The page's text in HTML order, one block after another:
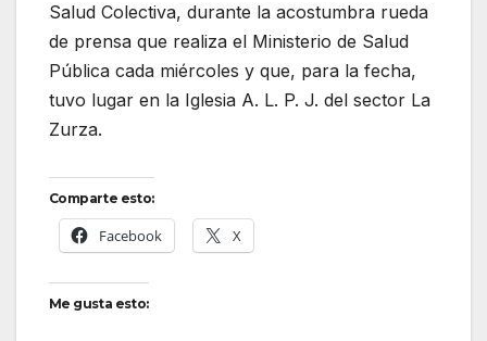
Salud Colectiva, durante la acostumbra rueda
de prensa que realiza el Ministerio de Salud
Pública cada miércoles y que, para la fecha,
tuvo lugar en la Iglesia A. L. P. J. del sector La
Zurza.
Comparte esto:
Facebook X
Me gusta esto: